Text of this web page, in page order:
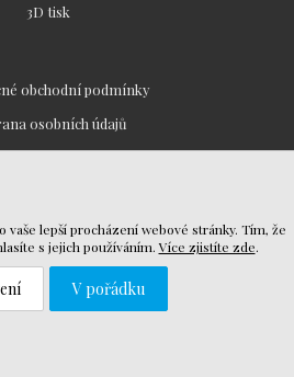
3D tisk
obchodní podmínky
osobních údajů
řád
vaše lepší procházení webové stránky. Tím, že
s jejich používáním.Více zjistíte zde.
V pořádku